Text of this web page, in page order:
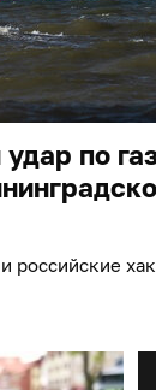
по
российские